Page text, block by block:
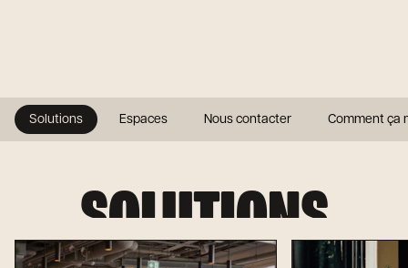
Solutions Espaces Nous contacter Comment ça
SOLUTIONS